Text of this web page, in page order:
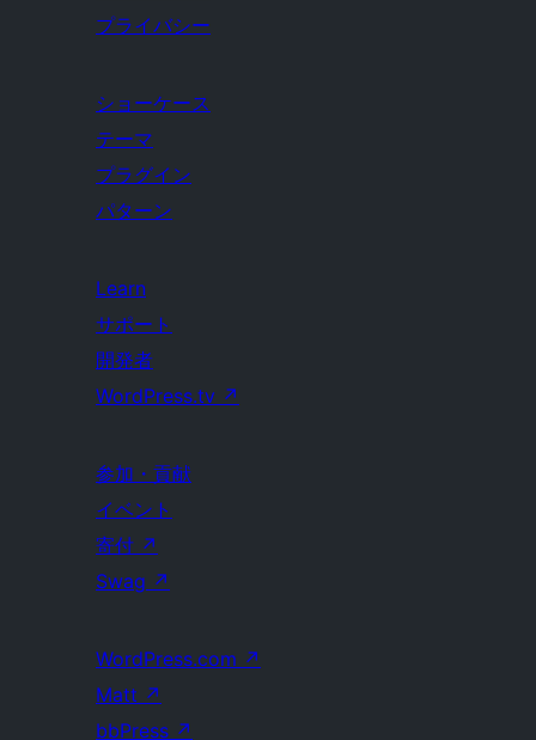
プライバシー
ショーケース
テーマ
プラグイン
パターン
Learn
サポート
開発者
WordPress.tv ↗
参加・貢献
イベント
寄付 ↗
Swag ↗
WordPress.com ↗
Matt ↗
bbPress ↗